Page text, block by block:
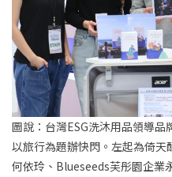
圖說：台灣ESG洗沐用品領導
以旅行為題辦快閃。左起為倚
何依玲、Blueseeds芙彤園企業